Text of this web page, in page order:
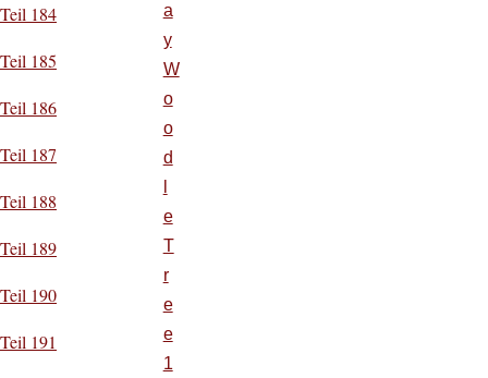
Teil 184
Teil 185
Teil 186
Teil 187
Teil 188
Teil 189
Teil 190
Teil 191
a
y
W
o
o
d
e
T
r
e
e
1